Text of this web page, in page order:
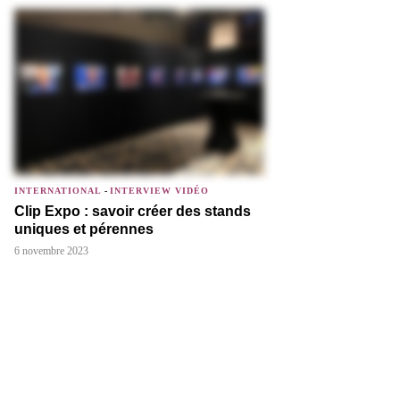
INTERNATIONAL - INTERVIEW VIDÉO
Clip Expo : savoir créer des stands
uniques et pérennes
6 novembre 2023